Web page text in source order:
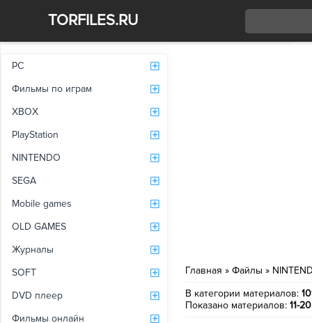
TORFILES.RU
PC
Фильмы по играм
XBOX
PlayStation
NINTENDO
SEGA
Mobile games
OLD GAMES
Журналы
SOFT
DVD плеер
Фильмы онлайн
Главная » Файлы »
В категории материалов:
Показано материалов: 11-20